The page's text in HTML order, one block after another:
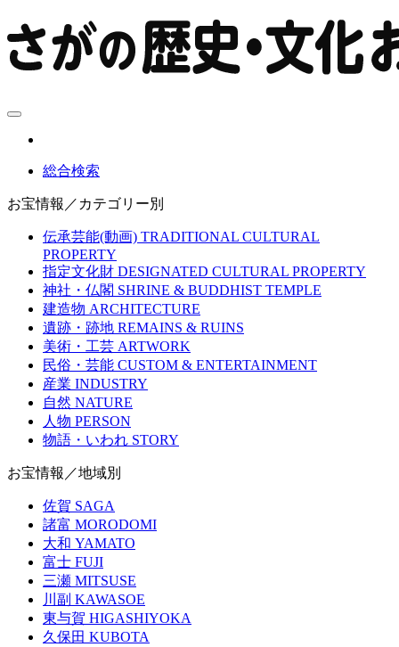
総合検索
お宝情報／カテゴリー別
伝承芸能(動画) TRADITIONAL CULTURAL
PROPERTY
指定文化財 DESIGNATED CULTURAL PROPERTY
神社・仏閣 SHRINE & BUDDHIST TEMPLE
建造物 ARCHITECTURE
遺跡・跡地 REMAINS & RUINS
美術・工芸 ARTWORK
民俗・芸能 CUSTOM & ENTERTAINMENT
産業 INDUSTRY
自然 NATURE
人物 PERSON
物語・いわれ STORY
お宝情報／地域別
佐賀 SAGA
諸富 MORODOMI
大和 YAMATO
富士 FUJI
三瀬 MITSUSE
川副 KAWASOE
東与賀 HIGASHIYOKA
久保田 KUBOTA